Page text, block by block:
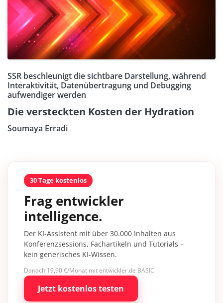
SSR beschleunigt die sichtbare Darstellung, während
Interaktivität, Datenübertragung und Debugging
aufwendiger werden
Die versteckten Kosten der Hydration
Soumaya Erradi
30 Tage kostenlos
Frag entwickler
intelligence.
Der KI-Assistent mit über 30.000 Inhalten aus
Konferenzsessions, Fachartikeln und Tutorials –
kein generisches KI-Wissen.
Danach 19,90 €/Monat mit entwickler.de BASIC
Jetzt kostenlos testen